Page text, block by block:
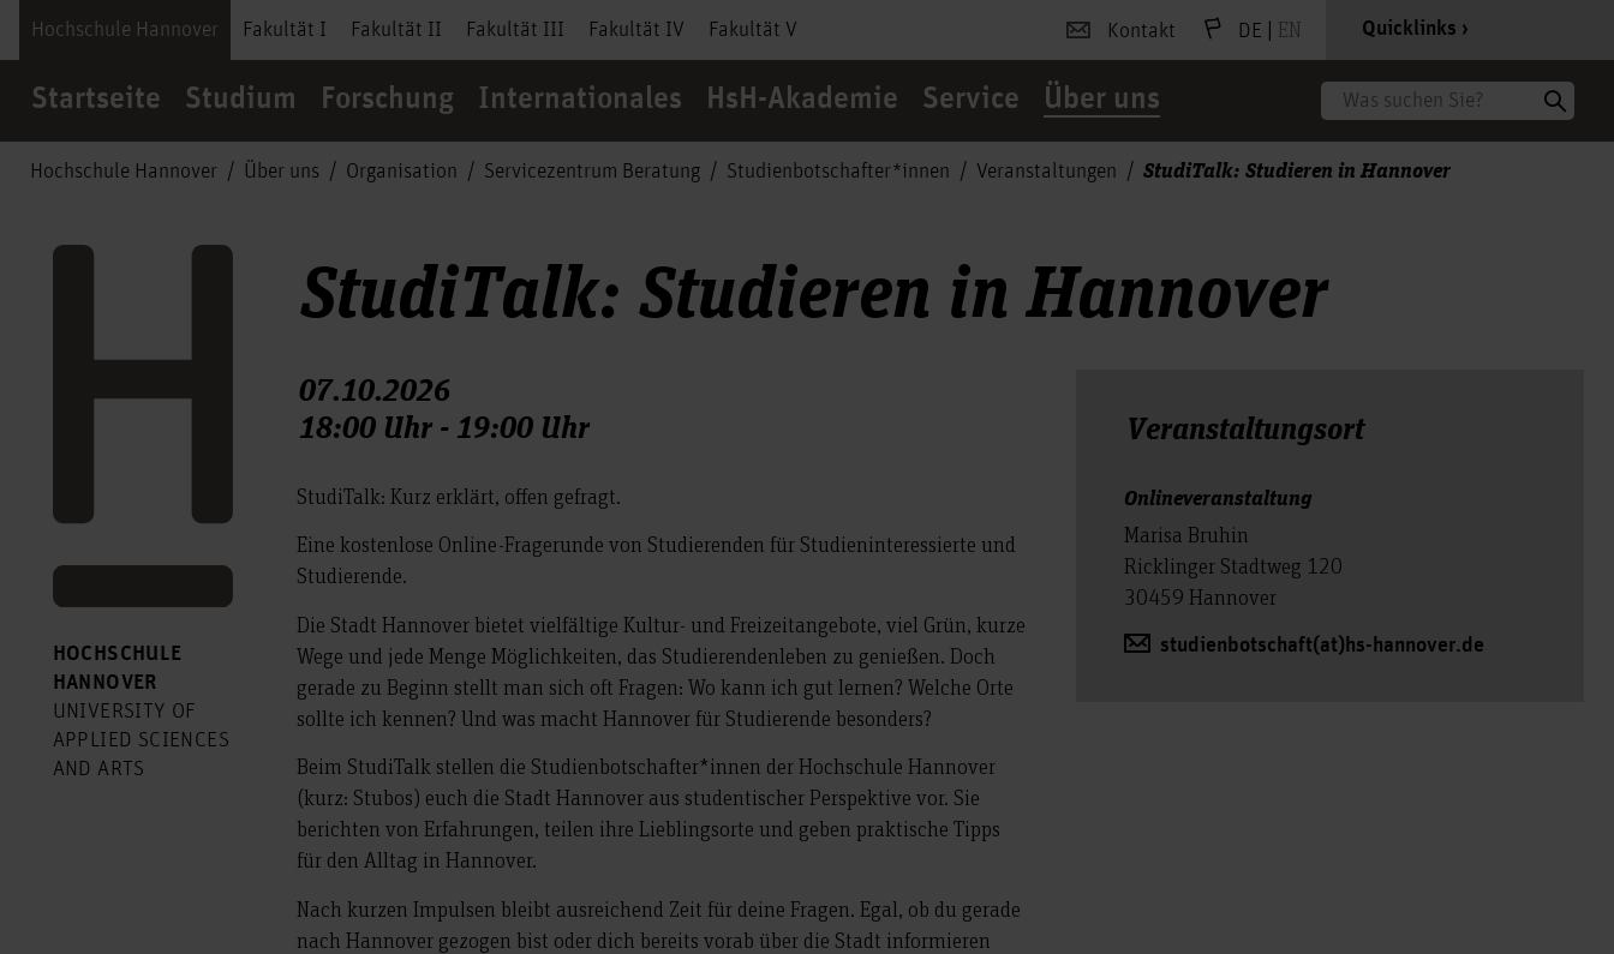
Hochschule Hannover Fakultät I Fakultät II Fakultät III Fakultät IV Fakultät V Kontakt DE | EN Quicklinks
Startseite Studium Forschung Internationales HsH-Akademie Service Über uns Suche
Hochschule Hannover Über uns Organisation Servicezentrum Beratung Studienbotschafter*innen Veranstaltungen StudiTalk: Studieren in Hannover
HOCHSCHULE
HANNOVER
UNIVERSITY OF
APPLIED SCIENCES
AND ARTS
StudiTalk: Studieren in Hannover
07.10.2026
18:00 Uhr - 19:00 Uhr
StudiTalk: Kurz erklärt, offen gefragt.
Eine kostenlose Online-Fragerunde von Studierenden für Studieninteressierte und
Studierende.
Die Stadt Hannover bietet vielfältige Kultur- und Freizeitangebote, viel Grün, kurze
Wege und jede Menge Möglichkeiten, das Studierendenleben zu genießen. Doch
gerade zu Beginn stellt man sich oft Fragen: Wo kann ich gut lernen? Welche Orte
sollte ich kennen? Und was macht Hannover für Studierende besonders?
Beim StudiTalk stellen die Studienbotschafter*innen der Hochschule Hannover
(kurz: Stubos) euch die Stadt Hannover aus studentischer Perspektive vor. Sie
berichten von Erfahrungen, teilen ihre Lieblingsorte und geben praktische Tipps
für den Alltag in Hannover.
Nach kurzen Impulsen bleibt ausreichend Zeit für deine Fragen. Egal, ob du gerade
nach Hannover gezogen bist oder dich bereits vorab über die Stadt informieren
Veranstal­tungs­ort
Onlineveranstaltung
Marisa Bruhin
Ricklinger Stadtweg 120
30459 Hannover
studienbotschaft(at)hs-hannover.de